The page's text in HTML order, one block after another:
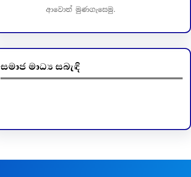
ආවොත් මුණගැසෙමු.
සමාජ මාධ්‍ය සබැඳි